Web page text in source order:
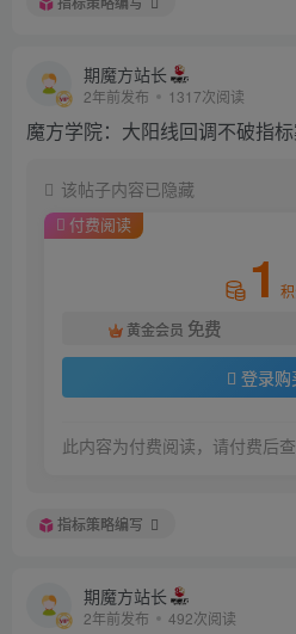
期魔方站长
2年前发布 1317次阅读
魔方学院：大阳线回调不破指标
该帖子内容已隐藏
付费阅读
1
黄金会员 免费
登录购
此内容为付费阅读，请付费后
指标策略编写
期魔方站长
2年前发布 492次阅读